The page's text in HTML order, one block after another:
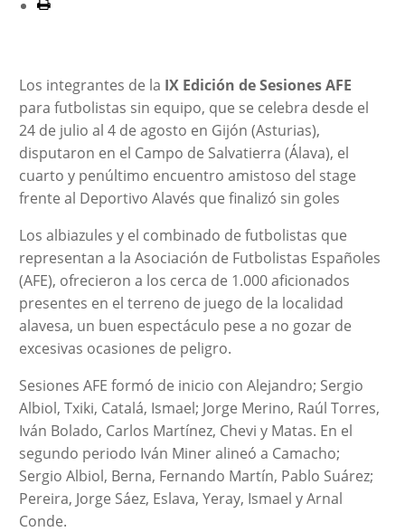
Los integrantes de la IX Edición de Sesiones AFE
para futbolistas sin equipo, que se celebra desde el
24 de julio al 4 de agosto en Gijón (Asturias),
disputaron en el Campo de Salvatierra (Álava), el
cuarto y penúltimo encuentro amistoso del stage
frente al Deportivo Alavés que finalizó sin goles
Los albiazules y el combinado de futbolistas que
representan a la Asociación de Futbolistas Españoles
(AFE), ofrecieron a los cerca de 1.000 aficionados
presentes en el terreno de juego de la localidad
alavesa, un buen espectáculo pese a no gozar de
excesivas ocasiones de peligro.
Sesiones AFE formó de inicio con Alejandro; Sergio
Albiol, Txiki, Catalá, Ismael; Jorge Merino, Raúl Torres,
Iván Bolado, Carlos Martínez, Chevi y Matas. En el
segundo periodo Iván Miner alineó a Camacho;
Sergio Albiol, Berna, Fernando Martín, Pablo Suárez;
Pereira, Jorge Sáez, Eslava, Yeray, Ismael y Arnal
Conde.